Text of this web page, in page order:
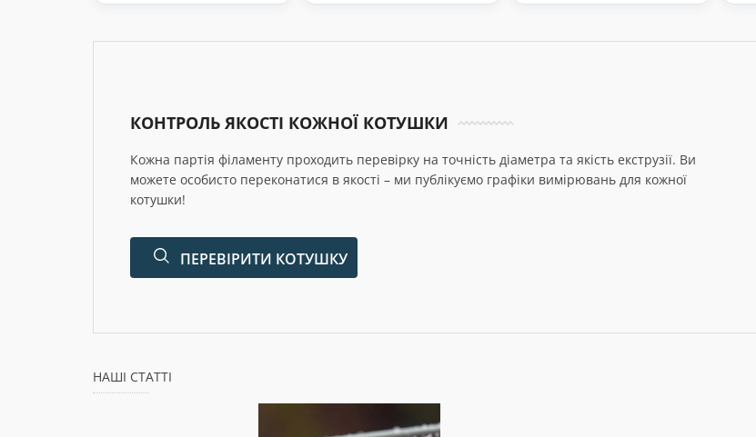
КОНТРОЛЬ ЯКОСТІ КОЖНОЇ КОТУШКИ
Кожна партія філаменту проходить перевірку на точність діаметра та якість екструзії. Ви
можете особисто переконатися в якості – ми публікуємо графіки вимірювань для кожної
котушки!
ПЕРЕВІРИТИ КОТУШКУ
НАШІ СТАТТІ